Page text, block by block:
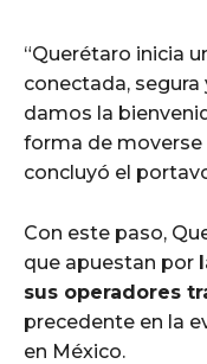
“Querétaro inicia
conectada,
damos la
forma de moverse
concluyó el
Con este paso,
que apuestan por
sus operadores
precedente en la
en México.